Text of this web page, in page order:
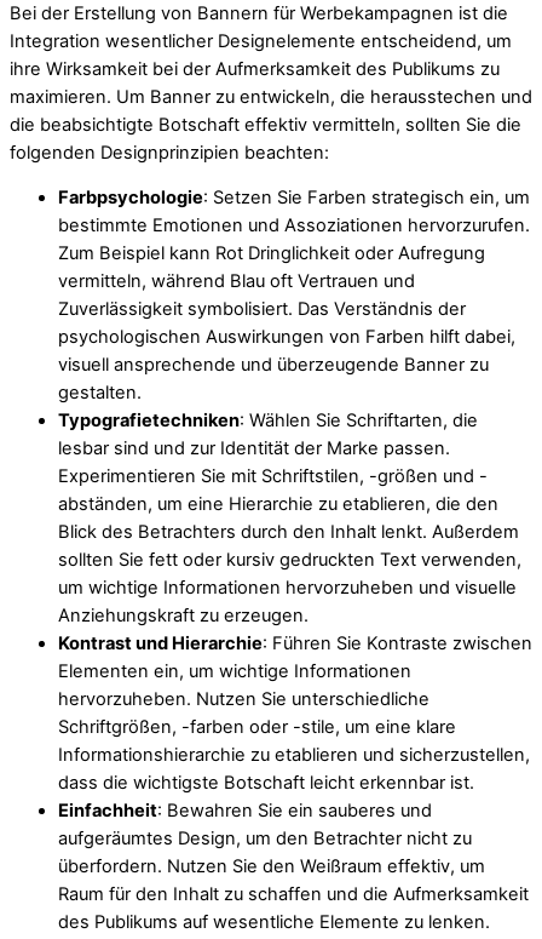
Bei der Erstellung von Bannern für Werbekampagnen ist die
Integration wesentlicher Designelemente entscheidend, um
ihre Wirksamkeit bei der Aufmerksamkeit des Publikums zu
maximieren. Um Banner zu entwickeln, die herausstechen und
die beabsichtigte Botschaft effektiv vermitteln, sollten Sie die
folgenden Designprinzipien beachten:
Farbpsychologie: Setzen Sie Farben strategisch ein, um
bestimmte Emotionen und Assoziationen hervorzurufen.
Zum Beispiel kann Rot Dringlichkeit oder Aufregung
vermitteln, während Blau oft Vertrauen und
Zuverlässigkeit symbolisiert. Das Verständnis der
psychologischen Auswirkungen von Farben hilft dabei,
visuell ansprechende und überzeugende Banner zu
gestalten.
Typografietechniken: Wählen Sie Schriftarten, die
lesbar sind und zur Identität der Marke passen.
Experimentieren Sie mit Schriftstilen, -größen und -
abständen, um eine Hierarchie zu etablieren, die den
Blick des Betrachters durch den Inhalt lenkt. Außerdem
sollten Sie fett oder kursiv gedruckten Text verwenden,
um wichtige Informationen hervorzuheben und visuelle
Anziehungskraft zu erzeugen.
Kontrast und Hierarchie: Führen Sie Kontraste zwischen
Elementen ein, um wichtige Informationen
hervorzuheben. Nutzen Sie unterschiedliche
Schriftgrößen, -farben oder -stile, um eine klare
Informationshierarchie zu etablieren und sicherzustellen,
dass die wichtigste Botschaft leicht erkennbar ist.
Einfachheit: Bewahren Sie ein sauberes und
aufgeräumtes Design, um den Betrachter nicht zu
überfordern. Nutzen Sie den Weißraum effektiv, um
Raum für den Inhalt zu schaffen und die Aufmerksamkeit
des Publikums auf wesentliche Elemente zu lenken.